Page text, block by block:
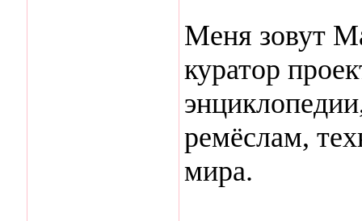
Меня зовут
куратор
ремёслам,
мира.